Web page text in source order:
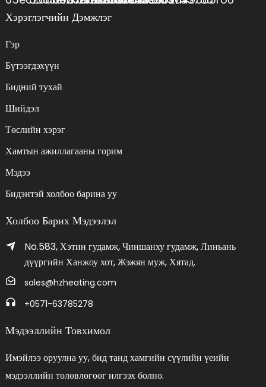
Хэрэглэгчийн Дэмжлэг
Гэр
Бүтээгдэхүүн
Бидний тухай
Шийдэл
Төслийн хэрэг
Хамтын ажиллагааны горим
Мэдээ
Бидэнтэй холбоо барина уу
Холбоо Барих Мэдээлэл
No.583, Хэтин гудамж, Чиншанху гудамж, Линьань
дүүргийн Ханжоу хот, Жэжян муж, Хятад.
sales@hzheating.com
+0571-63785278
Мэдээллийн Товхимол
Имэйлээ оруулна уу, бид танд хамгийн сүүлийн үеийн
мэдээллийн төлөвлөгөөг илгээх болно.